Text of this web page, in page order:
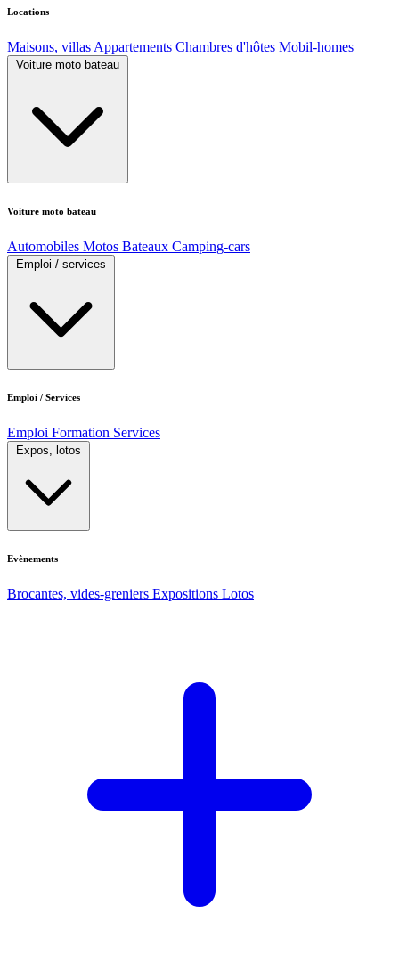
Locations
Maisons, villas Appartements Chambres d'hôtes Mobil-homes
Voiture moto bateau
Voiture moto bateau
Automobiles Motos Bateaux Camping-cars
Emploi / services
Emploi / Services
Emploi Formation Services
Expos, lotos
Evènements
Brocantes, vides-greniers Expositions Lotos